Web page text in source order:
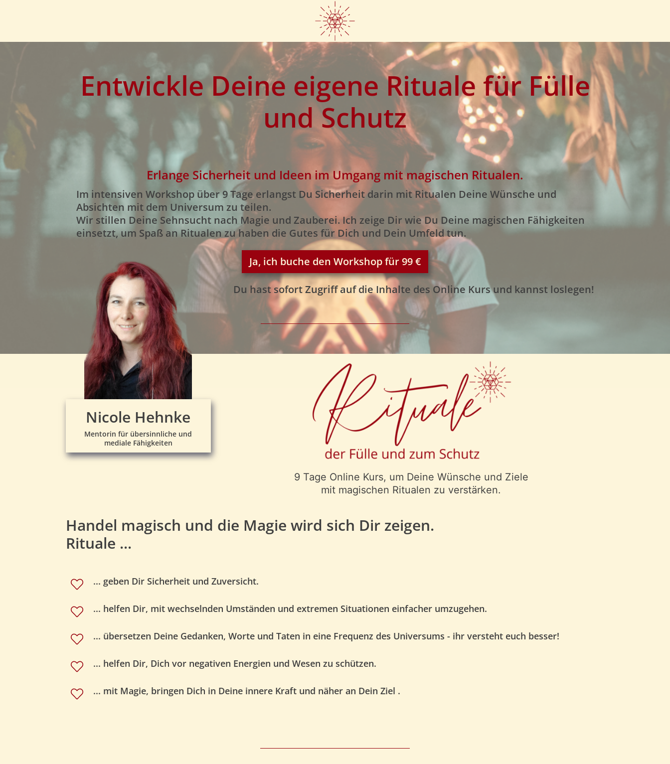
Entwickle Deine eigene Rituale für Fülle
und Schutz
Erlange Sicherheit und Ideen im Umgang mit magischen Ritualen.
Im intensiven Workshop über 9 Tage erlangst Du Sicherheit darin mit Ritualen Deine Wünsche und
Absichten mit dem Universum zu teilen.
Wir stillen Deine Sehnsucht nach Magie und Zauberei. Ich zeige Dir wie Du Deine magischen Fähigkeiten
einsetzt, um Spaß an Ritualen zu haben die Gutes für Dich und Dein Umfeld tun.
Ja, ich buche den Workshop für 99 €
Du hast sofort Zugriff auf die Inhalte des Online Kurs und kannst loslegen!
Nicole Hehnke
Mentorin für übersinnliche und
mediale Fähigkeiten
9 Tage Online Kurs, um Deine Wünsche und Ziele
mit magischen Ritualen zu verstärken.
Handel magisch und die Magie wird sich Dir zeigen.
Rituale ...
... geben Dir Sicherheit und Zuversicht.
... helfen Dir, mit wechselnden Umständen und extremen Situationen einfacher umzugehen.
... übersetzen Deine Gedanken, Worte und Taten in eine Frequenz des Universums - ihr versteht euch besser!
... helfen Dir, Dich vor negativen Energien und Wesen zu schützen.
... mit Magie, bringen Dich in Deine innere Kraft und näher an Dein Ziel .